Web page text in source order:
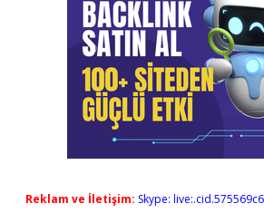
Reklam ve İletişim: Skype: